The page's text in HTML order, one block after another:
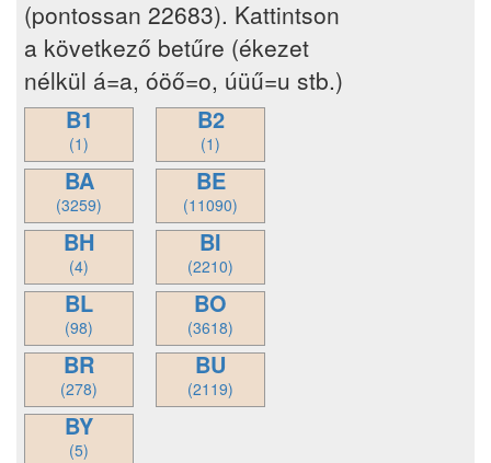
(pontossan 22683). Kattintson
a következő betűre (ékezet
nélkül á=a, óöő=o, úüű=u stb.)
B1
(1)
B2
(1)
BA
(3259)
BE
(11090)
BH
(4)
BI
(2210)
BL
(98)
BO
(3618)
BR
(278)
BU
(2119)
BY
(5)